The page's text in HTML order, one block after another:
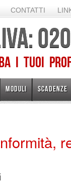
CONTATTI
MODULI SCADENZE